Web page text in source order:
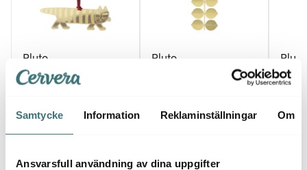
Samtycke Information Reklaminställningar Om
Ansvarsfull användning av dina uppgifter
Pluto
Lisa Larson julhänge
4,4 cm Mikey
119 kr
Pluto
Hänge Berså 4,8x9x0,5
99 kr
Pluto
Miffy
55 kr